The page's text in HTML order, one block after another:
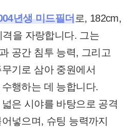
년생 미드필더로, 182cm,
을 자랑합니다. 그는
공간 침투 능력, 그리고
기로 삼아 중원에서
행하는 데 능합니다.
은 시야를 바탕으로 공격
넣으며, 슈팅 능력까지